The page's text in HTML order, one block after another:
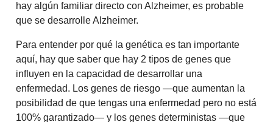
hay algún familiar directo con Alzheimer, es probable
que se desarrolle Alzheimer.
Para entender por qué la genética es tan importante
aquí, hay que saber que hay 2 tipos de genes que
influyen en la capacidad de desarrollar una
enfermedad. Los genes de riesgo —que aumentan la
posibilidad de que tengas una enfermedad pero no está
100% garantizado— y los genes deterministas —que